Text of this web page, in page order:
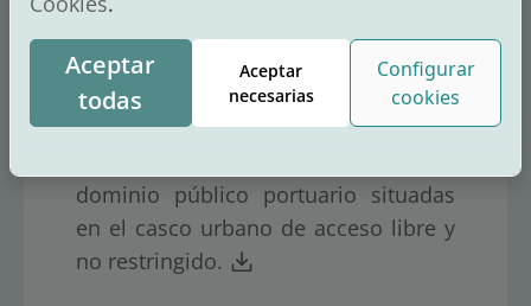
Aceptar
todas
Aceptar
necesarias
Configurar
cookies
Convenio entre la Autoridad Portuaria
de Avilés y el Excmo. Ayuntamiento
dominio público portuario situadas
en el casco urbano de acceso libre y
no restringido.